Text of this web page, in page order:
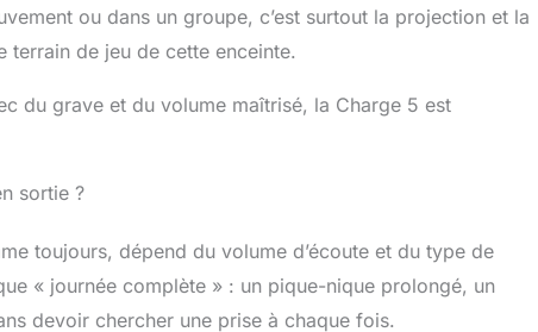
ou dans un groupe, c’est surtout la projection et la
terrain de jeu de cette enceinte.
du grave et du volume maîtrisé, la Charge 5 est
sortie ?
toujours, dépend du volume d’écoute et du type de
« journée complète » : un pique-nique prolongé, un
devoir chercher une prise à chaque fois.